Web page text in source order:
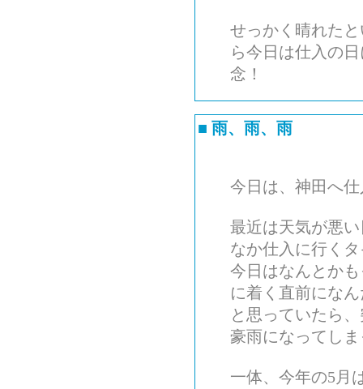
せっかく晴れた
ら今日は仕入の
念！
■ 雨、雨、雨
今日は、神田へ
最近は天気が悪
なか仕入に行く
今日はなんとか
に着く直前にな
と思っていたら
豪雨になってし
一体、今年の5月